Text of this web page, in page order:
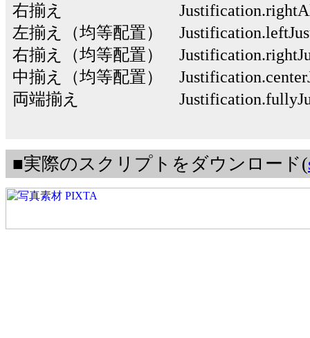
右揃え
左揃え（均等配置）
右揃え（均等配置）
中揃え（均等配置）
両端揃え
■実際のスクリプトをダウンロード(